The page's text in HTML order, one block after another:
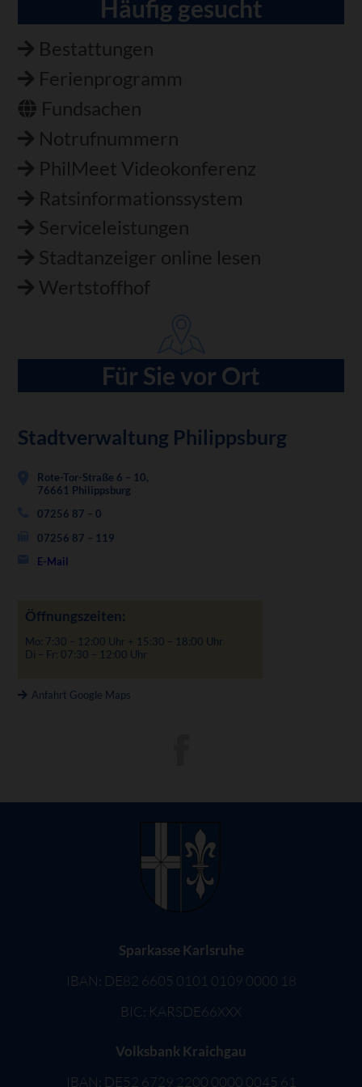
Häufig gesucht
Bestattungen
Ferienprogramm
Fundsachen
Notrufnummern
PhilMeet Videokonferenz
Ratsinformationssystem
Serviceleistungen
Stadtanzeiger online lesen
Wertstoffhof
Für Sie vor Ort
Stadtverwaltung Philippsburg
Rote-Tor-Straße 6 – 10,
76661 Philippsburg
07256 87 – 0
07256 87 – 119
E-Mail
Öffnungszeiten:
Mo: 7:30 – 12:00 Uhr + 15:30 – 18:00 Uhr
Di – Fr: 07:30 – 12:00 Uhr
Anfahrt Google Maps
Sparkasse Karlsruhe
IBAN: DE82 6605 0101 0109 0000 18
BIC: KARSDE66XXX
Volksbank Kraichgau
IBAN: DE52 6729 2200 0000 0045 61